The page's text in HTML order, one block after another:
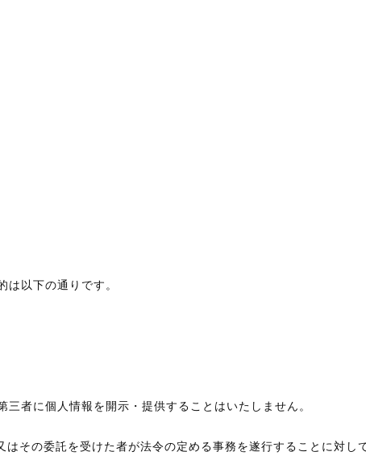
は以下の通りです。
者に個人情報を開示・提供することはいたしません。
その委託を受けた者が法令の定める事務を遂行することに対し